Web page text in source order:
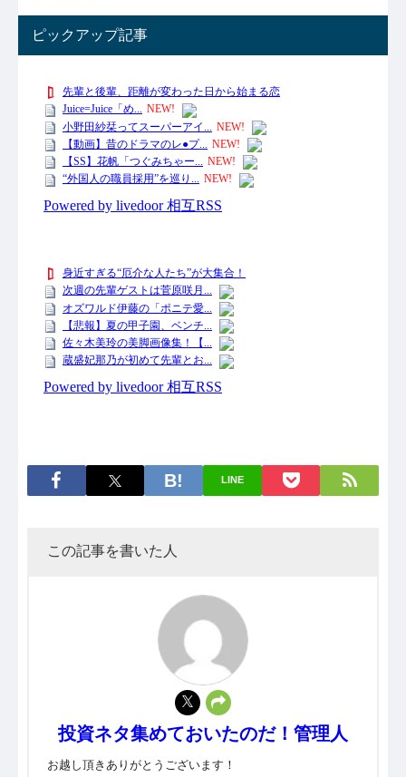
ピックアップ記事
LINE
この記事を書いた人
投資ネタ集めておいたのだ！管理人
お越し頂きありがとうございます！